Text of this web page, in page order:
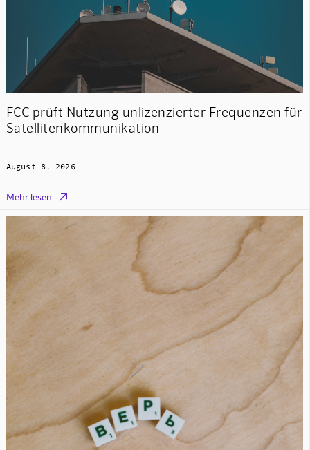
FCC prüft Nutzung unlizenzierter Frequenzen für
Satellitenkommunikation
August 8, 2026
Mehr lesen 